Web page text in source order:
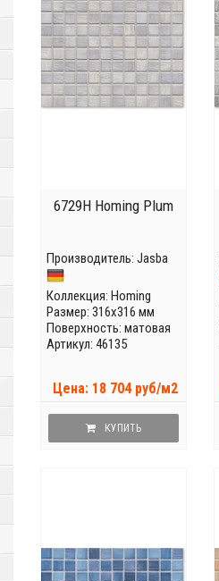
6729H Homing Plum
Производитель: Jasba
Коллекция: Homing
Размер: 316x316 мм
Поверхность: матовая
Артикул: 46135
Цена: 18 704 руб/м2
КУПИТЬ